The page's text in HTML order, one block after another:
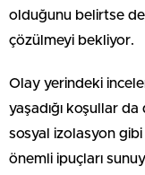
olduğunu belirtse
çözülmeyi bekliyor.
Olay yerindeki
yaşadığı koşullar
sosyal izolasyon gibi
önemli ipuçları